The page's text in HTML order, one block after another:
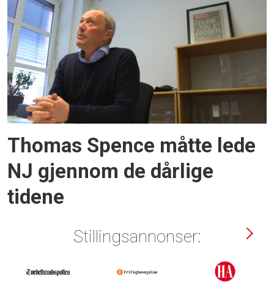
Thomas Spence måtte lede
NJ gjennom de dårlige
tidene
Stillingsannonser: